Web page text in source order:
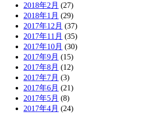
2018年2月 (27)
2018年1月 (29)
2017年12月 (37)
2017年11月 (35)
2017年10月 (30)
2017年9月 (15)
2017年8月 (12)
2017年7月 (3)
2017年6月 (21)
2017年5月 (8)
2017年4月 (24)